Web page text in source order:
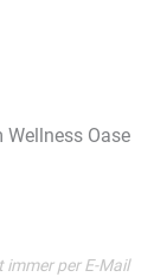
Oase
immer per E-Mail